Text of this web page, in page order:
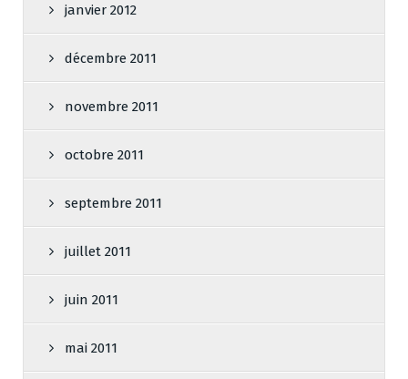
janvier 2012
décembre 2011
novembre 2011
octobre 2011
septembre 2011
juillet 2011
juin 2011
mai 2011